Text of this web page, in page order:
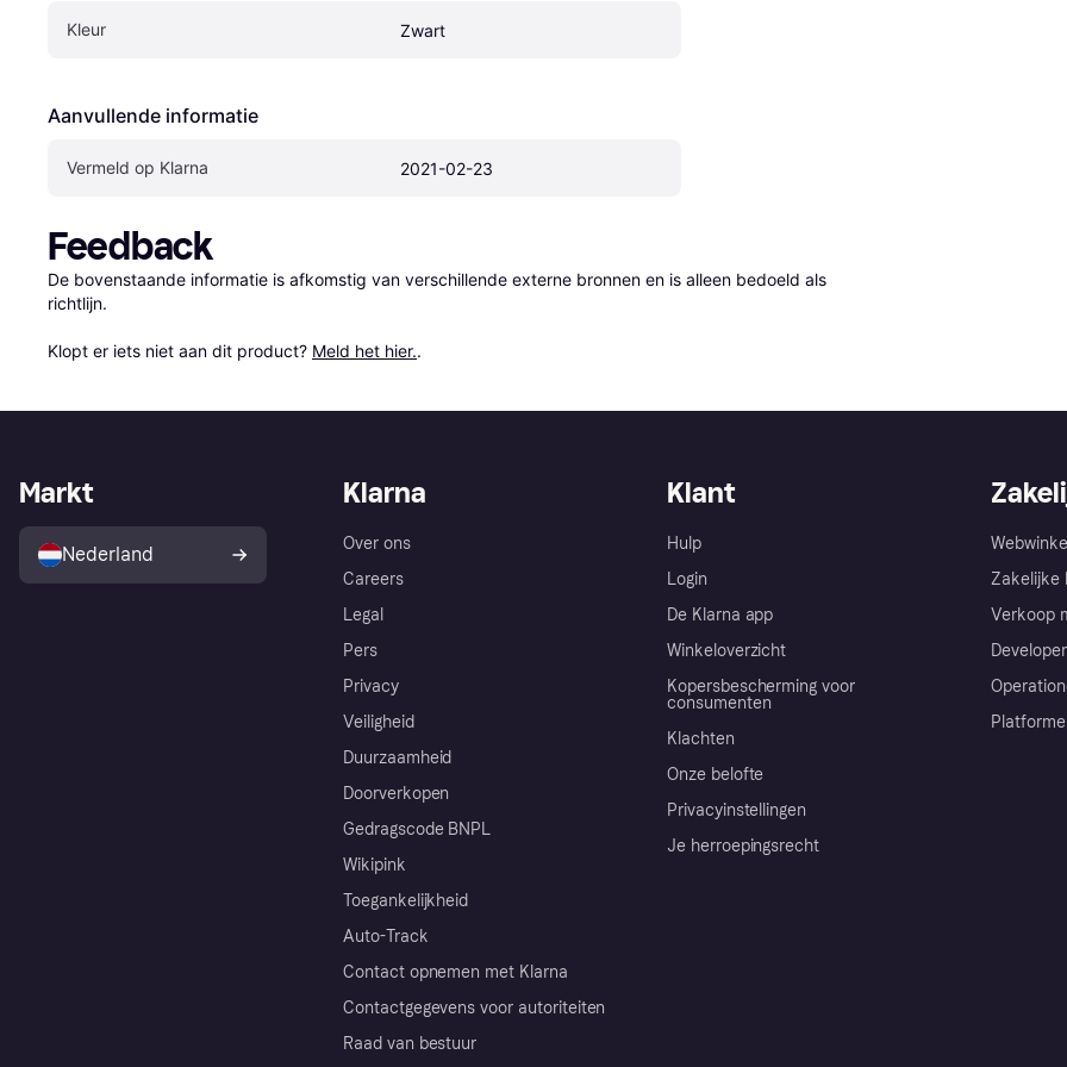
Kleur Zwart
Aanvullende informatie
Vermeld op Klarna 2021-02-23
Feedback
De bovenstaande informatie is afkomstig van verschillende externe bronnen en is alleen bedoeld als
richtlijn.
Klopt er iets niet aan dit product? Meld het hier..
Klarna
Over ons
Careers
Legal
Pers
Privacy
Veiligheid
Duurzaamheid
Doorverkopen
Gedragscode BNPL
Wikipink
Toegankelijkheid
Auto-Track
Contact opnemen met Klarna
Contactgegevens voor autoriteiten
Raad van bestuur
Klant
Hulp
Login
De Klarna app
Winkeloverzicht
Kopersbescherming voor
consumenten
Klachten
Onze belofte
Privacyinstellingen
Je herroepingsrecht
Zakelijke
Verkoop
Markt
Nederland